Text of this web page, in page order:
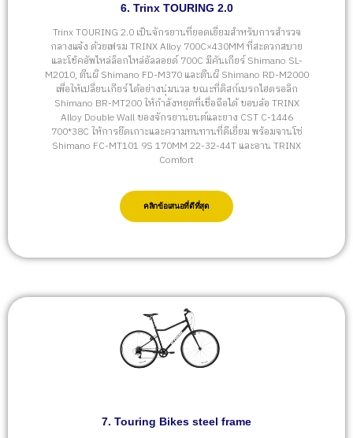
6. Trinx TOURING 2.0
Trinx TOURING 2.0 เป็นจักรยานที่ยอดเยี่ยมสำหรับการสำรวจ
กลางแจ้ง ด้วยเฟรม TRINX Alloy 700C×430MM ที่สะดวกสบาย
และโช้คอัพไหล่ล็อกไหล่อัลลอยด์ 700C มีคันเกียร์ Shimano SL-
M2010, ตีนผี Shimano FD-M370 และตีนผี Shimano RD-M2000
เพื่อให้เปลี่ยนเกียร์ได้อย่างนุ่มนวล ขณะที่ดิสก์เบรกไฮดรอลิก
Shimano BR-MT200 ให้กำลังหยุดที่เชื่อถือได้ ขอบล้อ TRINX
Alloy Double Wall ของจักรยานยนต์และยาง CST C-1446
700*38C ให้การยึดเกาะและความทนทานที่ดีเยี่ยม พร้อมจานโซ่
Shimano FC-MT101 9S 170MM 22-32-44T และอาน TRINX
Comfort
คลิกข้อเสนอที่ดีที่สุด
7. Touring Bikes steel frame